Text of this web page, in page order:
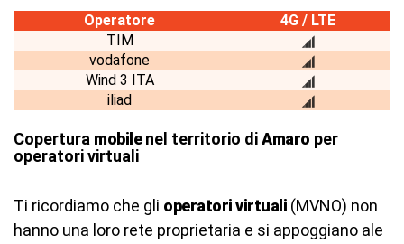
Operatore
4G / LTE
TIM
vodafone
Wind 3 ITA
iliad
Copertura mobilenel territorio diAmaro per
operatori virtuali
Ti ricordiamo che gli operatori virtuali (MVNO) non
hanno una loro rete proprietaria e si appoggiano ale